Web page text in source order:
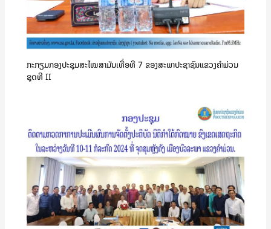
ກະກຽມກອງປະຊຸມສະໄໝສາມັນເທື່ອທີ 7 ຂອງສະພາປະຊາຊົນແຂວງຄໍາມ່ວນ
ຊຸດທີ II